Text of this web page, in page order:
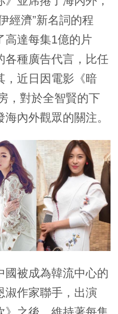
經濟”新名詞的程
高達每集1億的片
各種廣告代言，比任
，近日因電影《暗
，對於全智賢的下
內外觀眾的關注。
國被成為韓流中心的
淑作家聯手，出演